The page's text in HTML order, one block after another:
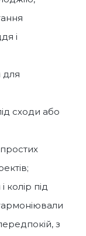
і
для
сходи або
колір під
з